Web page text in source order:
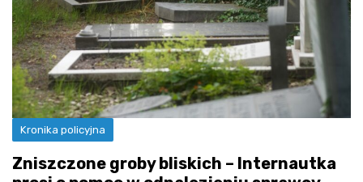
Kronika policyjna
Zniszczone groby bliskich – Internautka